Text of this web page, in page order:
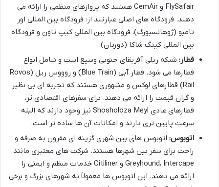
FlySafair و CemAir هستند که پروازهای منظمی را ارائه می
دهند. فرودگاه های اصلی عبارتند از: فرودگاه بین المللی اور
تامبو (ژوهانسبورگ)، فرودگاه بین المللی کیپ تاون و فرودگاه
بین المللی کینگ شاکا (دوربان).
قطار: شبکه ریلی آفریقای جنوبی وسیع است و شامل انواع
قطارها می شود. قطار آبی (Blue Train) و روووس ریل (Rovos
Rail) قطارهای لوکس و مشهوری هستند که تجربه ای بی نظیر
و گران قیمت را ارائه می دهند. برای سفرهای اقتصادی تر،
قطارهای عادی Shosholoza Meyl نیز وجود دارند که البته
سرعت پایین تری دارند و امکانات آن ها ساده تر است.
اتوبوس: اتوبوس های بین شهری گزینه ای مقرون به صرفه و
راحت برای سفر بین شهرها هستند. شرکت های معتبری مانند
Greyhound، Intercape و Citiliner خدمات منظم و ایمنی را
ارائه می دهند. این اتوبوس ها معمولاً به شهرهای بزرگ و برخی